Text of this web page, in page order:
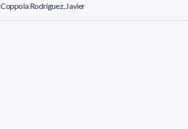
Coppola Rodríguez, Javier